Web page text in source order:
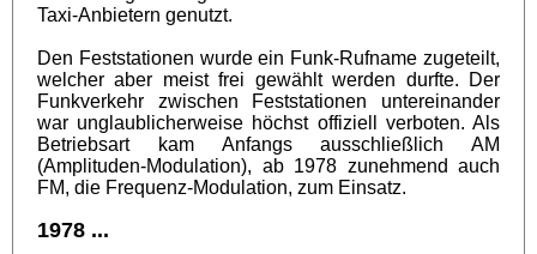
Taxi-Anbietern genutzt.
Den Feststationen wurde ein Funk-Rufname zugeteilt,
welcher aber meist frei gewählt werden durfte. Der
Funkverkehr zwischen Feststationen untereinander
war unglaublicherweise höchst offiziell verboten. Als
Betriebsart kam Anfangs ausschließlich AM
(Amplituden-Modulation), ab 1978 zunehmend auch
FM, die Frequenz-Modulation, zum Einsatz.
1978 ...